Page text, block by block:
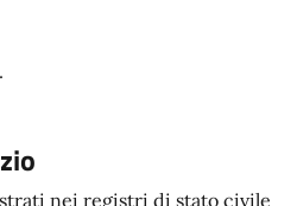
nei registri di stato civile